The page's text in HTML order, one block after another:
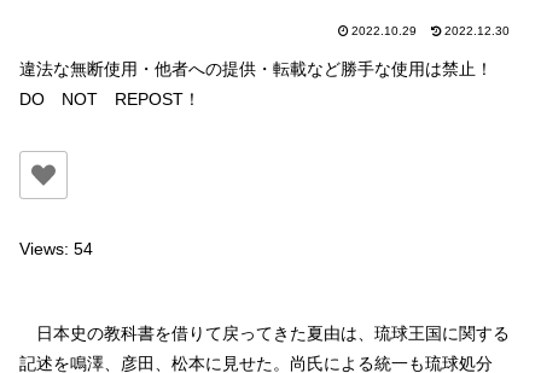
2022.10.29 2022.12.30
違法な無断使用・他者への提供・転載など勝手な使用は禁止！
DO NOT REPOST！
Views: 54
日本史の教科書を借りて戻ってきた夏由は、琉球王国に関する
記述を鳴澤、彦田、松本に見せた。尚氏による統一も琉球処分